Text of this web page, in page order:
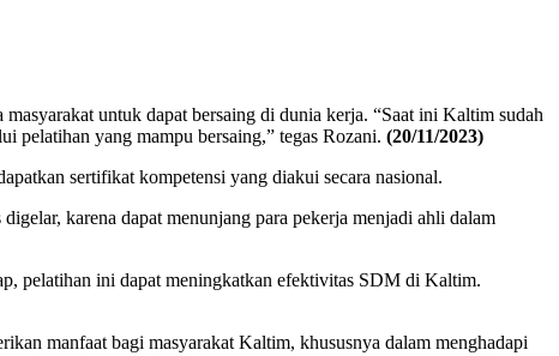
untuk dapat bersaing di dunia kerja. “Saat ini Kaltim sudah
pelatihan yang mampu bersaing,” tegas Rozani. (20/11/2023)
sertifikat kompetensi yang diakui secara nasional.
karena dapat menunjang para pekerja menjadi ahli dalam
pelatihan ini dapat meningkatkan efektivitas SDM di Kaltim.
manfaat bagi masyarakat Kaltim, khususnya dalam menghadapi